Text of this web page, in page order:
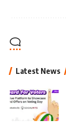
Latest News